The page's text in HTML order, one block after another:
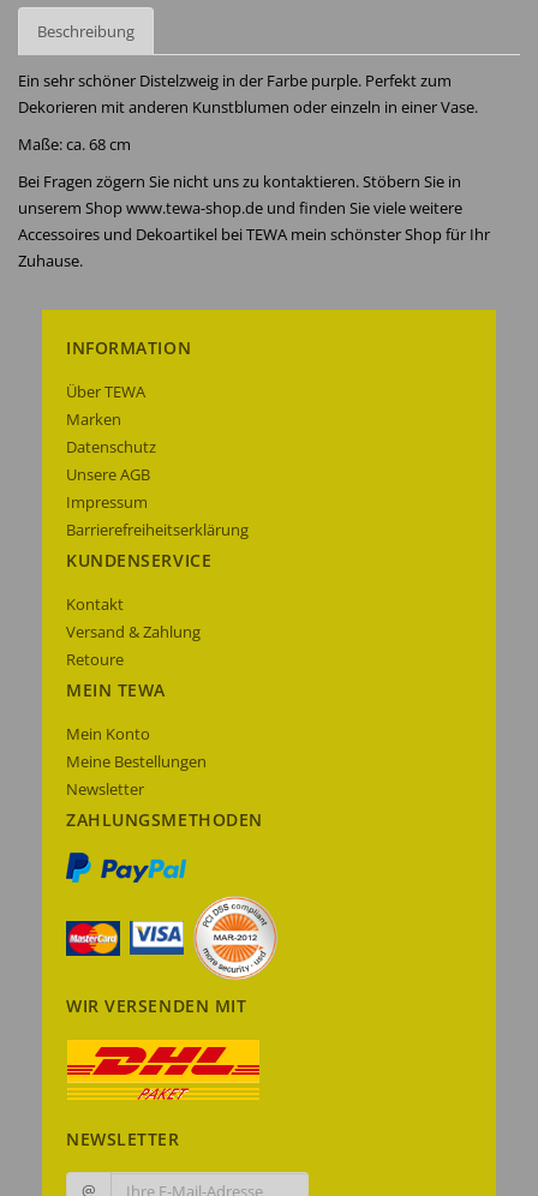
Beschreibung
Ein sehr schöner Distelzweig in der Farbe purple. Perfekt zum
Dekorieren mit anderen Kunstblumen oder einzeln in einer Vase.
Maße: ca. 68 cm
Bei Fragen zögern Sie nicht uns zu kontaktieren. Stöbern Sie in
unserem Shop www.tewa-shop.de und finden Sie viele weitere
Accessoires und Dekoartikel bei TEWA mein schönster Shop für Ihr
Zuhause.
INFORMATION
Über TEWA
Marken
Datenschutz
Unsere AGB
Impressum
Barrierefreiheitserklärung
KUNDENSERVICE
Kontakt
Versand & Zahlung
Retoure
MEIN TEWA
Mein Konto
Meine Bestellungen
Newsletter
ZAHLUNGSMETHODEN
WIR VERSENDEN MIT
NEWSLETTER
@